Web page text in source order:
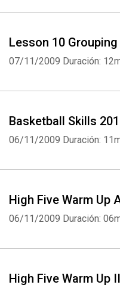
Lesson 10
07/11/2009 Duración:
Basketball Skills
06/11/2009 Duración:
High Five Warm Up
06/11/2009 Duración:
High Five Warm Up